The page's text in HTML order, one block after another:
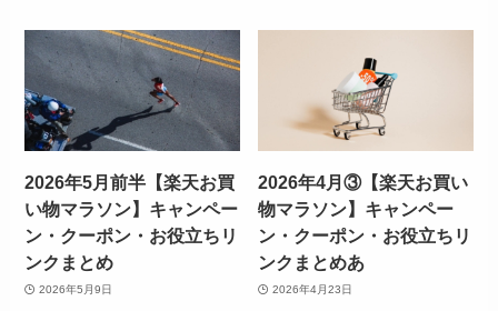
2026年5月前半【楽天お買
い物マラソン】キャンペー
ン・クーポン・お役立ちリ
ンクまとめ
2026年5月9日
2026年4月③【楽天お買い
物マラソン】キャンペー
ン・クーポン・お役立ちリ
ンクまとめあ
2026年4月23日